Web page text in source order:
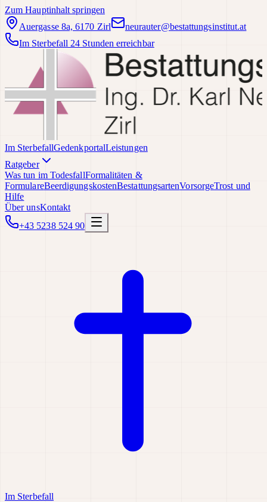
Zum Hauptinhalt springen
Auergasse 8a, 6170 Zirl
neurauter@bestattungsinstitut.at
Im Sterbefall 24 Stunden erreichbar
Im SterbefallGedenkportalLeistungen
Ratgeber
Was tun im TodesfallFormalitäten &
FormulareBeerdigungskostenBestattungsartenVorsorgeTrost und
Hilfe
Über unsKontakt
+43 5238 524 90
Im Sterbefall